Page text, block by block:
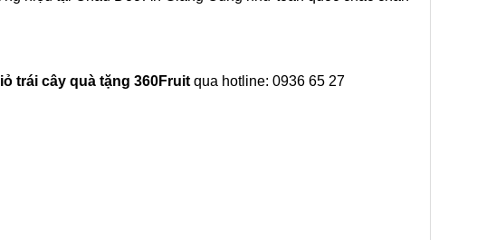
trái cây quà tặng 360Fruit qua hotline: 0936 65 27